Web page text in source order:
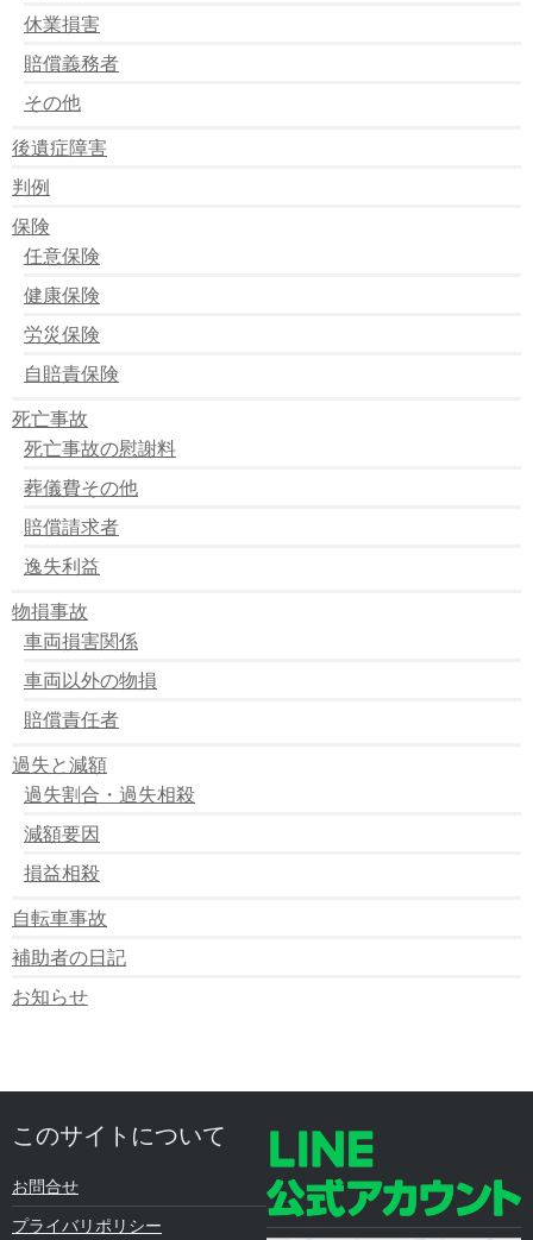
休業損害
賠償義務者
その他
後遺症障害
判例
保険
任意保険
健康保険
労災保険
自賠責保険
死亡事故
死亡事故の慰謝料
葬儀費その他
賠償請求者
逸失利益
物損事故
車両損害関係
車両以外の物損
賠償責任者
過失と減額
過失割合・過失相殺
減額要因
損益相殺
自転車事故
補助者の日記
お知らせ
このサイトについて
お問合せ
プライバリポリシー